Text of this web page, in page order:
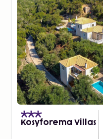
Kosyforema Villas